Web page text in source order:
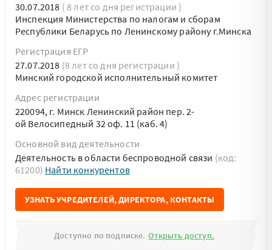
30.07.2018 ( 8 лет со дня регистрации )
Инспекция Министерства по налогам и сборам
Республики Беларусь по Ленинскому району г.Минска
Регистрация ЕГР
27.07.2018 (8 лет со дня регистрации )
Минский городской исполнительный комитет
Адрес регистрации
220094, г. Минск Ленинский район пер. 2-
ой Велосипедный 32 оф. 11 (каб. 4)
Основной вид деятельности
Деятельность в области беспроводной связи (код:
61200) Найти конкурентов
УЗНАТЬ УЧРЕДИТЕЛЕЙ, ДИРЕКТОРА, КОНТАКТЫ
Доступно по подписке. Открыть доступ.